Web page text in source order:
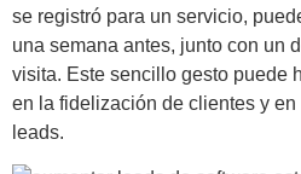
se registró para un servicio,
una semana antes, junto con un
visita. Este sencillo gesto puede
en la fidelización de clientes y
leads.